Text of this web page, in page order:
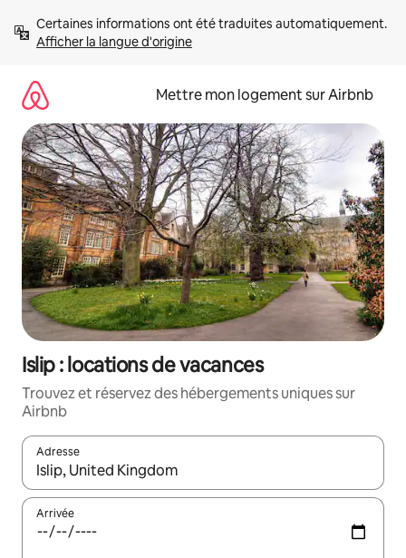
directement
Afficher la langue d'origine
Mettre mon logement sur Airbnb
Islip : locations de vacances
Trouvez et réservez des hébergements uniques sur
Airbnb
Adresse
Lorsque les résultats s'affichent, utilisez les flèches vers le
Arrivée